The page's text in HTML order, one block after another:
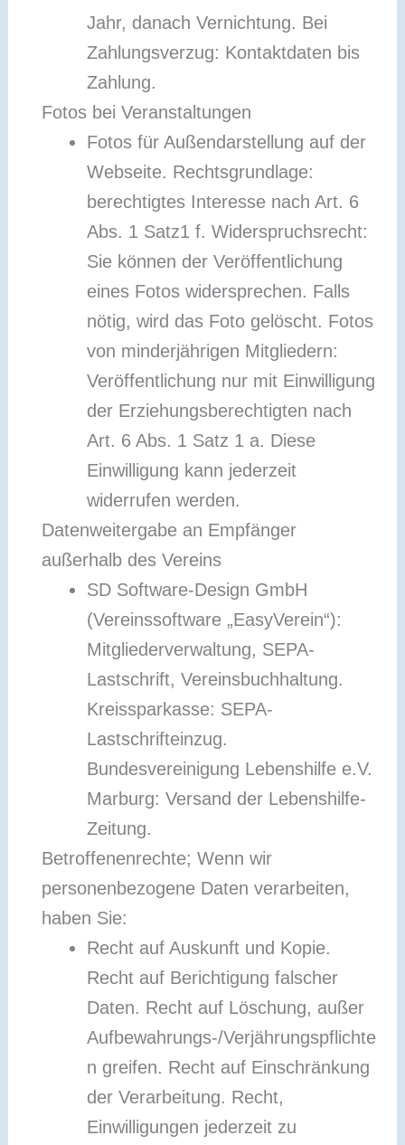
Jahr, danach Vernichtung. Bei
Zahlungsverzug: Kontaktdaten bis
Zahlung.
Fotos bei Veranstaltungen
Fotos für Außendarstellung auf der
Webseite. Rechtsgrundlage:
berechtigtes Interesse nach Art. 6
Abs. 1 Satz1 f. Widerspruchsrecht:
Sie können der Veröffentlichung
eines Fotos widersprechen. Falls
nötig, wird das Foto gelöscht. Fotos
von minderjährigen Mitgliedern:
Veröffentlichung nur mit Einwilligung
der Erziehungsberechtigten nach
Art. 6 Abs. 1 Satz 1 a. Diese
Einwilligung kann jederzeit
widerrufen werden.
Datenweitergabe an Empfänger
außerhalb des Vereins
SD Software-Design GmbH
(Vereinssoftware „EasyVerein“):
Mitgliederverwaltung, SEPA-
Lastschrift, Vereinsbuchhaltung.
Kreissparkasse: SEPA-
Lastschrifteinzug.
Bundesvereinigung Lebenshilfe e.V.
Marburg: Versand der Lebenshilfe-
Zeitung.
Betroffenenrechte; Wenn wir
personenbezogene Daten verarbeiten,
haben Sie:
Recht auf Auskunft und Kopie.
Recht auf Berichtigung falscher
Daten. Recht auf Löschung, außer
Aufbewahrungs-/Verjährungspflichte
n greifen. Recht auf Einschränkung
der Verarbeitung. Recht,
Einwilligungen jederzeit zu